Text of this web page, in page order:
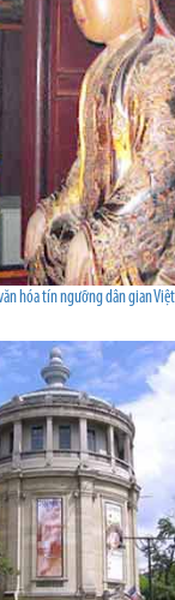
hóa tín ngưỡng dân gian